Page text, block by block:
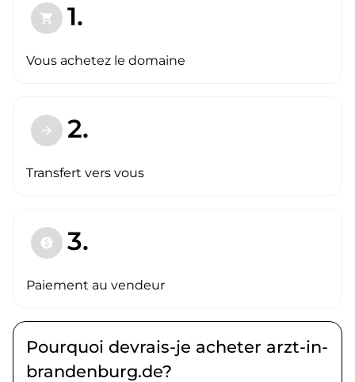
shopping_cart 1.
Vous achetez le domaine
arrow_forward 2.
Transfert vers vous
paid 3.
Paiement au vendeur
Pourquoi devrais-je acheter arzt-in-
brandenburg.de?